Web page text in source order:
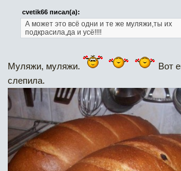
cvetik66 писал(а):
А может это всё одни и те же муляжи,ты их
подкрасила,да и усё!!!!
Муляжи, муляжи.
Вот
слепила.